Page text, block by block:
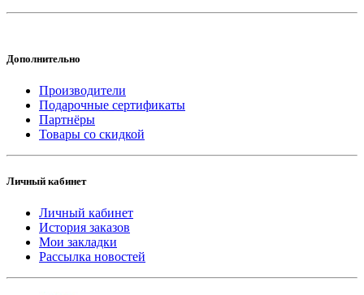
Дополнительно
Производители
Подарочные сертификаты
Партнёры
Товары со скидкой
Личный кабинет
Личный кабинет
История заказов
Мои закладки
Рассылка новостей